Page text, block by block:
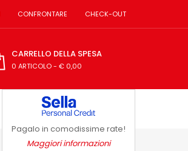
CONFRONTARE CHECK-OUT
CARRELLO DELLA SPESA
0 ARTICOLO- € 0,00
Pagalo in comodissime rate!
Maggiori informazioni